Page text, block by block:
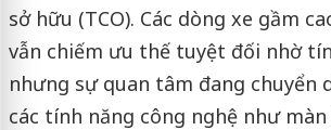
sở hữu (TCO). Các dòng xe gầm
vẫn chiếm ưu thế tuyệt đối nhờ
nhưng sự quan tâm đang chuyển
các tính năng công nghệ như